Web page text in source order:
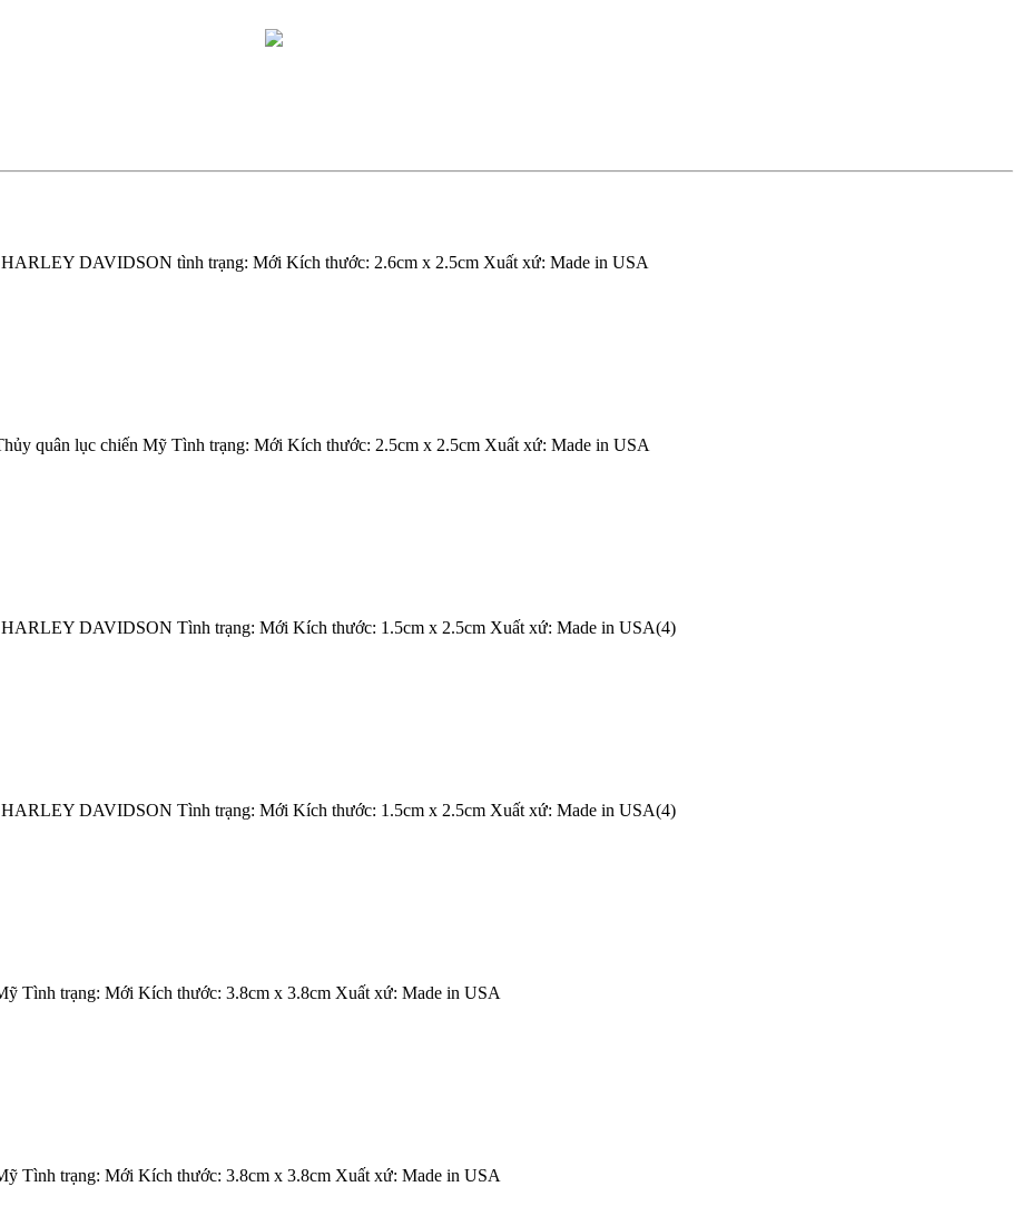
HARLEY DAVIDSON tình trạng: Mới Kích thước: 2.6cm x 2.5cm Xuất xứ: Made in USA
quân lục chiến Mỹ Tình trạng: Mới Kích thước: 2.5cm x 2.5cm Xuất xứ: Made in USA
HARLEY DAVIDSON Tình trạng: Mới Kích thước: 1.5cm x 2.5cm Xuất xứ: Made in USA(4)
HARLEY DAVIDSON Tình trạng: Mới Kích thước: 1.5cm x 2.5cm Xuất xứ: Made in USA(4)
Tình trạng: Mới Kích thước: 3.8cm x 3.8cm Xuất xứ: Made in USA
Tình trạng: Mới Kích thước: 3.8cm x 3.8cm Xuất xứ: Made in USA